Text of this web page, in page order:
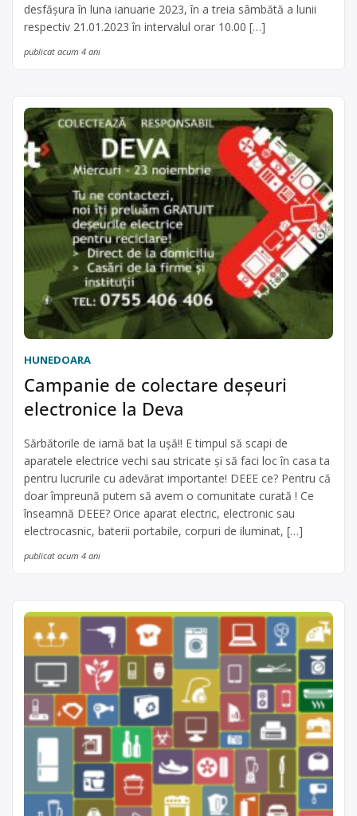
desfășura în luna ianuarie 2023, în a treia sâmbătă a lunii
respectiv 21.01.2023 în intervalul orar 10.00 […]
publicat acum 4 ani
HUNEDOARA
Campanie de colectare deșeuri
electronice la Deva
Sărbătorile de iarnă bat la ușă!! E timpul să scapi de
aparatele electrice vechi sau stricate și să faci loc în casa ta
pentru lucrurile cu adevărat importante! DEEE ce? Pentru că
doar împreună putem să avem o comunitate curată ! Ce
înseamnă DEEE? Orice aparat electric, electronic sau
electrocasnic, baterii portabile, corpuri de iluminat, […]
publicat acum 4 ani